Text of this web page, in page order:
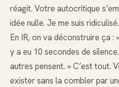
réagit. Votre autocritique
idée nulle. Je me suis
En IR, on va déconstruire ça :
y a eu 10 secondes de
autres pensent. » C’est tout.
exister sans la combler par